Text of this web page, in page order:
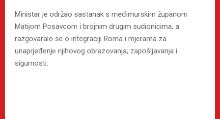
Ministar je održao sastanak s međimurskim županom
Matijom Posavcom i brojnim drugim sudionicima, a
razgovaralo se o integraciji Roma i mjerama za
unaprjeđenje njihovog obrazovanja, zapošljavanja i
sigurnosti.